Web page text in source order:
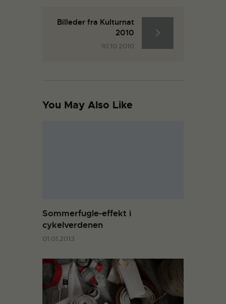
Billeder fra Kulturnat
2010
10.10.2010
You May Also Like
Sommerfugle-effekt i
cykelverdenen
01.01.2013